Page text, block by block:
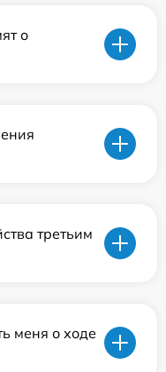
о
третьим
меня о ходе